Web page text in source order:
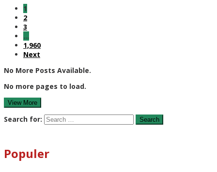
1
2
3
…
1,960
Next
No More Posts Available.
No more pages to load.
View More
Search for:
Populer